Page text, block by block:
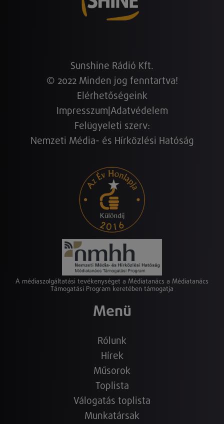
Sunshine Rádió Kft.
© 2022 Minden jog fenntartva!
Elérhetőségeink
Impresszum Adatvédelem
Felügyeleti szerv:
Nemzeti Média- és Hírközlési Hatóság
A médiaszolgáltatási tevékenységet a Médiatanács a Médiatanács
Támogatási Program keretében támogatja
Menü
Rólunk
Hírek
Műsorok
Toplista
Válogatás toplista
Munkatársak